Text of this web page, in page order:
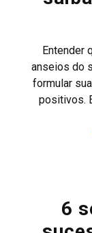
Entender
anseios do
formular
positivos.
6